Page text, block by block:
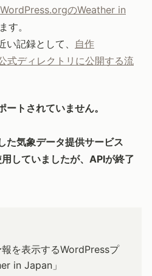
WordPress.orgのWeather in
す。
記録として、 自作
式ディレクトリに公開する流
トされていません。
気象データ提供サービス
していましたが、APIが終了
を表示するWordPressプ
in Japan」